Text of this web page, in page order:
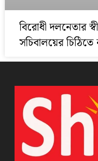
বিরোধী দলনেতার
সচিবালয়ের